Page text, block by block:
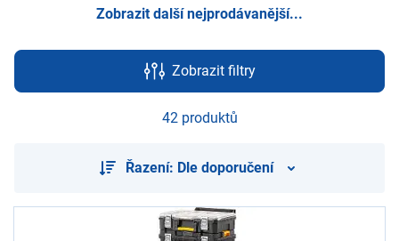
Zobrazit další nejprodávanější...
Zobrazit filtry
42 produktů
Řazení: Dle doporučení